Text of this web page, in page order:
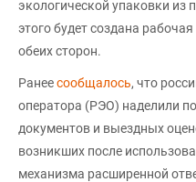
экологической упаковки из
этого будет создана
обеих сторон.
Ранеесообщалось, что
оператора (РЭО) наделили
документов и выездных
возникших после
механизма расширенной